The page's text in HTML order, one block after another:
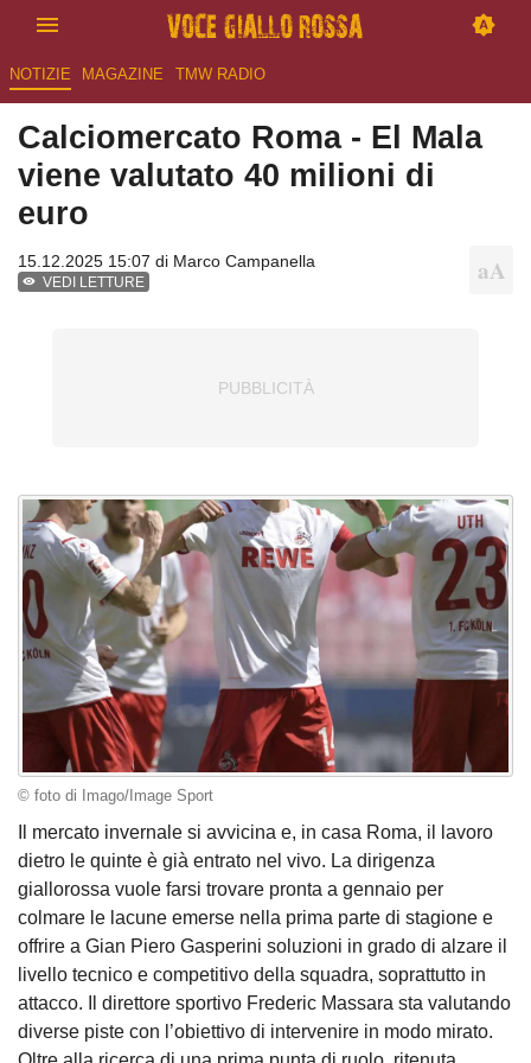
NOTIZIE MAGAZINE TMW RADIO
Calciomercato Roma - El Mala
viene valutato 40 milioni di
euro
15.12.2025 15:07 di Marco Campanella
VEDI LETTURE
© foto di Imago/Image Sport
Il mercato invernale si avvicina e, in casa Roma, il lavoro
dietro le quinte è già entrato nel vivo. La dirigenza
giallorossa vuole farsi trovare pronta a gennaio per
colmare le lacune emerse nella prima parte di stagione e
offrire a Gian Piero Gasperini soluzioni in grado di alzare il
livello tecnico e competitivo della squadra, soprattutto in
attacco. Il direttore sportivo Frederic Massara sta valutando
diverse piste con l’obiettivo di intervenire in modo mirato.